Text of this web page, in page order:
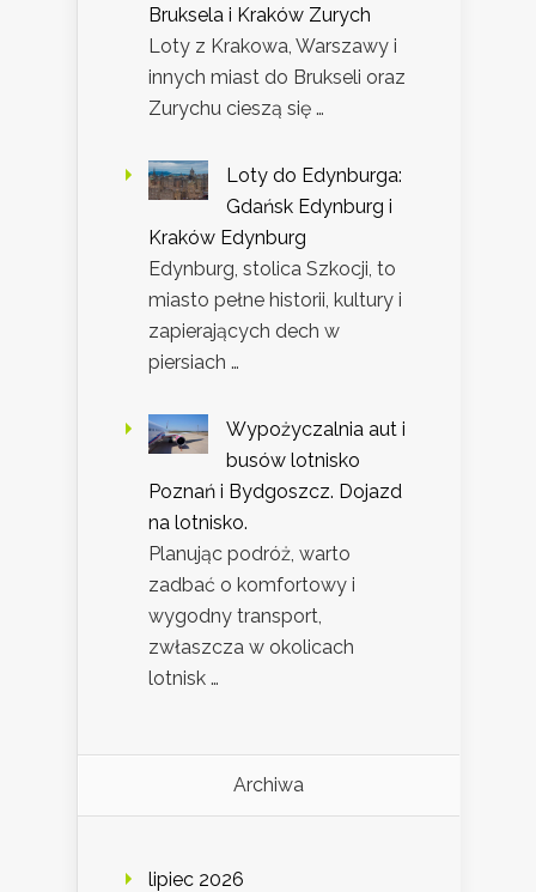
Bruksela i Kraków Zurych
Loty z Krakowa, Warszawy i
innych miast do Brukseli oraz
Zurychu cieszą się …
Loty do Edynburga:
Gdańsk Edynburg i
Kraków Edynburg
Edynburg, stolica Szkocji, to
miasto pełne historii, kultury i
zapierających dech w
piersiach …
Wypożyczalnia aut i
busów lotnisko
Poznań i Bydgoszcz. Dojazd
na lotnisko.
Planując podróż, warto
zadbać o komfortowy i
wygodny transport,
zwłaszcza w okolicach
lotnisk …
Archiwa
lipiec 2026